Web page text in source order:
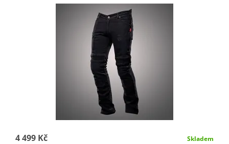
4 499 Kč Skladem